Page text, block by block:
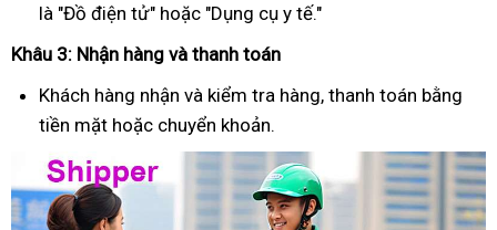
là "Đồ điện tử" hoặc "Dụng cụ y tế."
Khâu 3: Nhận hàng và thanh toán
Khách hàng nhận và kiểm tra hàng, thanh toán bằng
tiền mặt hoặc chuyển khoản.